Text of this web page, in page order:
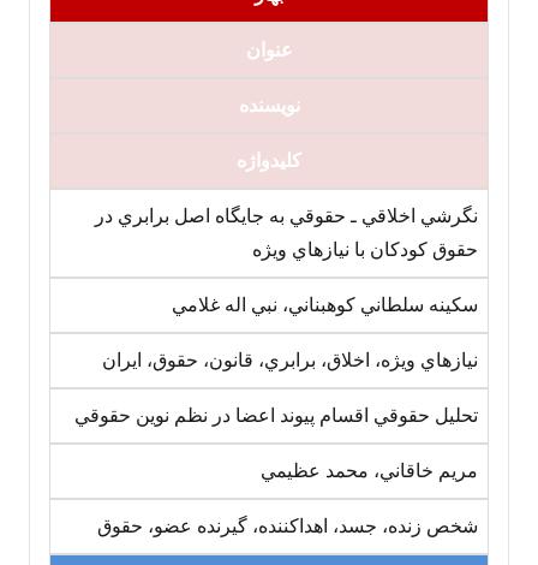
عنوان‏
نویسنده
کلیدواژه
نگرشي اخلاقي ـ حقوقي به جايگاه اصل برابري در
حقوق کودکان با نيازهاي ويژه
سکينه سلطاني کوهبناني، نبي اله غلامي
نيازهاي ويژه، اخلاق، برابري، قانون، حقوق، ايران
تحليل حقوقي اقسام پيوند اعضا در نظم نوين حقوقي
مريم خاقاني، محمد عظيمي
شخص زنده، جسد، اهداکننده، گيرنده عضو، حقوق